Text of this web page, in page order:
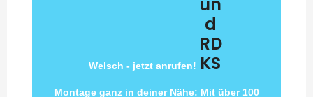
Welsch - jetzt anrufen!
un
d
RD
KS
Montage ganz in deiner Nähe: Mit über 100